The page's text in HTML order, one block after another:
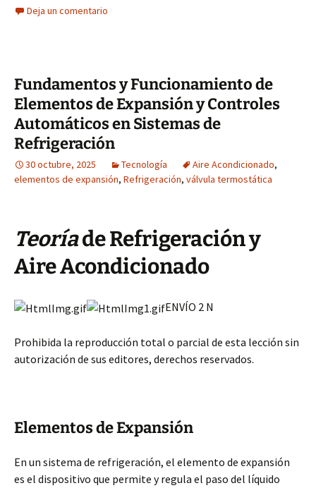
Deja un comentario
Fundamentos y Funcionamiento de
Elementos de Expansión y Controles
Automáticos en Sistemas de
Refrigeración
30 octubre, 2025 Tecnología Aire Acondicionado,
elementos de expansión, Refrigeración, válvula termostática
Teoríade Refrigeración y
Aire Acondicionado
ENVÍO 2 N
Prohibida la reproducción total o parcial de esta lección sin
autorización de sus editores, derechos reservados.
Elementos de Expansión
En un sistema de refrigeración, el elemento de expansión
es el dispositivo que permite y regula el paso del líquido